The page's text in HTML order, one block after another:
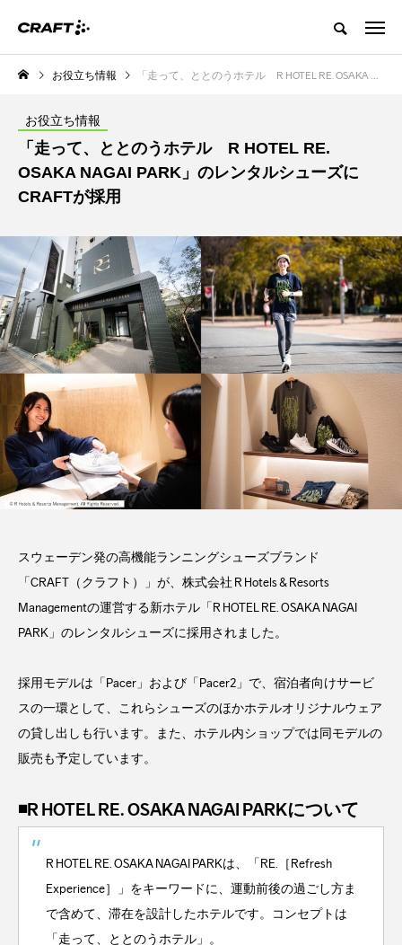
お役立ち情報 「走って、ととのうホテル R HOTEL RE. OSAKA NAGAI PARK」のレンタルシューズにCRAFTが採用
お役立ち情報
「走って、ととのうホテル R HOTEL RE.
OSAKA NAGAI PARK」のレンタルシューズに
CRAFTが採用
スウェーデン発の高機能ランニングシューズブランド
「CRAFT（クラフト）」が、株式会社 R Hotels & Resorts
Managementの運営する新ホテル「R HOTEL RE. OSAKA NAGAI
PARK」のレンタルシューズに採用されました。
採用モデルは「Pacer」および「Pacer2」で、宿泊者向けサービ
スの一環として、これらシューズのほかホテルオリジナルウェア
の貸し出しも行います。また、ホテル内ショップでは同モデルの
販売も予定しています。
◾️R HOTEL RE. OSAKA NAGAI PARKについて
R HOTEL RE. OSAKA NAGAI PARKは、「RE.［Refresh
Experience］」をキーワードに、運動前後の過ごし方ま
で含めて、滞在を設計したホテルです。コンセプトは
「走って、ととのうホテル」。